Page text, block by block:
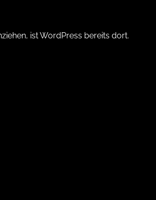
ist WordPress bereits dort.